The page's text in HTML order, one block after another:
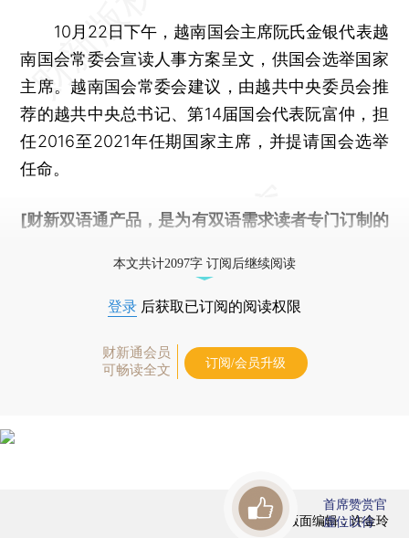
10月22日下午，越南国会主席阮氏金银代表越
南国会常委会宣读人事方案呈文，供国会选举国家
主席。越南国会常委会建议，由越共中央委员会推
荐的越共中央总书记、第14届国会代表阮富仲，担
任2016至2021年任期国家主席，并提请国会选举
任命。
[财新双语通产品，是为有双语需求读者专门订制的
本文共计2097字 订阅后继续阅读
登录 后获取已订阅的阅读权限
财新通会员
可畅读全文
订阅/会员升级
版面编辑：许金玲
首席赞赏官
虚位以待